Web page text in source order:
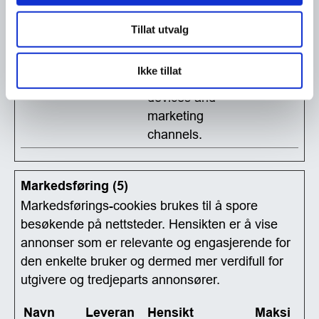
Tillat utvalg
Ikke tillat
Analytics about
the visitor's
the visitor across
devices and
marketing
channels.
Markedsføring (5)
Markedsførings-cookies brukes til å spore
besøkende på nettsteder. Hensikten er å vise
annonser som er relevante og engasjerende for
den enkelte bruker og dermed mer verdifull for
utgivere og tredjeparts annonsører.
Navn Leveran Hensikt Maksi